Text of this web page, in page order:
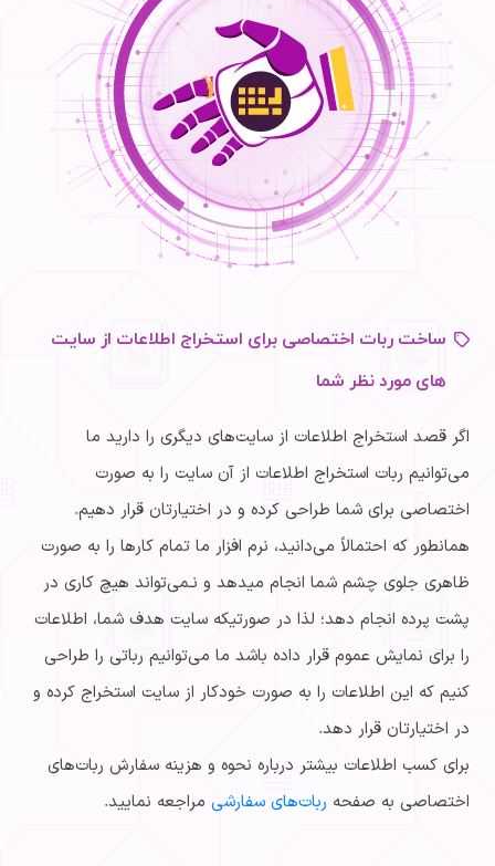
ساخت ربات اختصاصی برای استخراج اطلاعات از سایت
های مورد نظر شما
اگر قصد استخراج اطلاعات از سایت‌های دیگری را دارید ما
می‌توانیم ربات استخراج اطلاعات از آن سایت را به صورت
اختصاصی برای شما طراحی کرده و در اختیارتان قرار دهیم.
همانطور که احتمالاً می‌دانید، نرم افزار ما تمام کارها را به صورت
ظاهری جلوی چشم شما انجام میدهد و نـمی‌تواند هیچ کاری در
پشت پرده انجام دهد؛ لذا در صورتیکه سایت هدف شما، اطلاعات
را برای نمایش عموم قرار داده باشد ما می‌توانیم رباتی را طراحی
کنیم که این اطلاعات را به صورت خودکار از سایت استخراج کرده و
در اختیارتان قرار دهد.
برای کسب اطلاعات بیشتر درباره نحوه و هزینه سفارش ربات‌های
اختصاصی به صفحه ربات‌های سفارشیمراجعه نمایید.